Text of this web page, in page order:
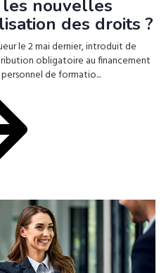
nouvelles
des droits ?
le 2 mai dernier, introduit de
obligatoire au financement
de formatio...